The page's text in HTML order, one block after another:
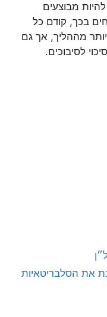
מבוצעים
בכך, קודם כל
מההליך, אך גם
לסיבוכים.
את הסלבריטאיות